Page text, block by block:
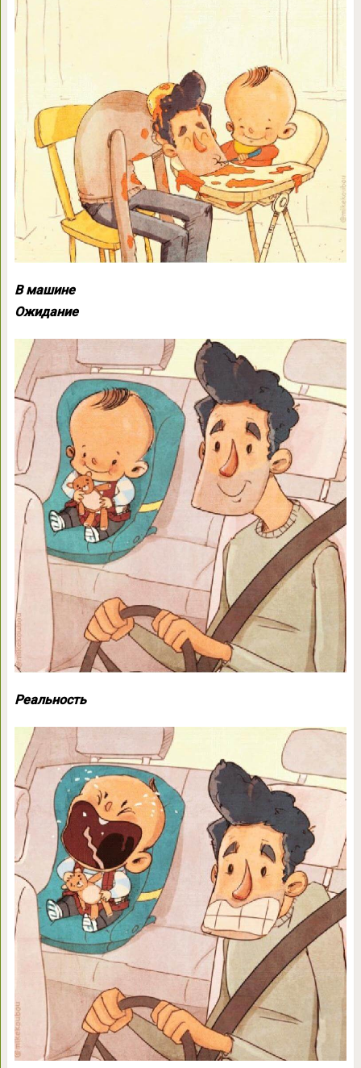
В машине
Ожидание
Реальность